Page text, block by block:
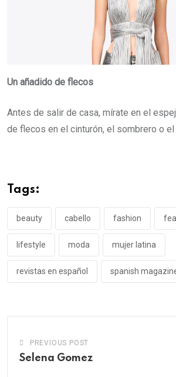
Un añadido de flecos
Antes de salir de casa, mírate en el
de flecos en el cinturón, el sombrero o el
Tags:
beauty cabello fashion
lifestyle moda mujer latina
revistas en español spanish
PREVIOUS POST
Selena Gomez